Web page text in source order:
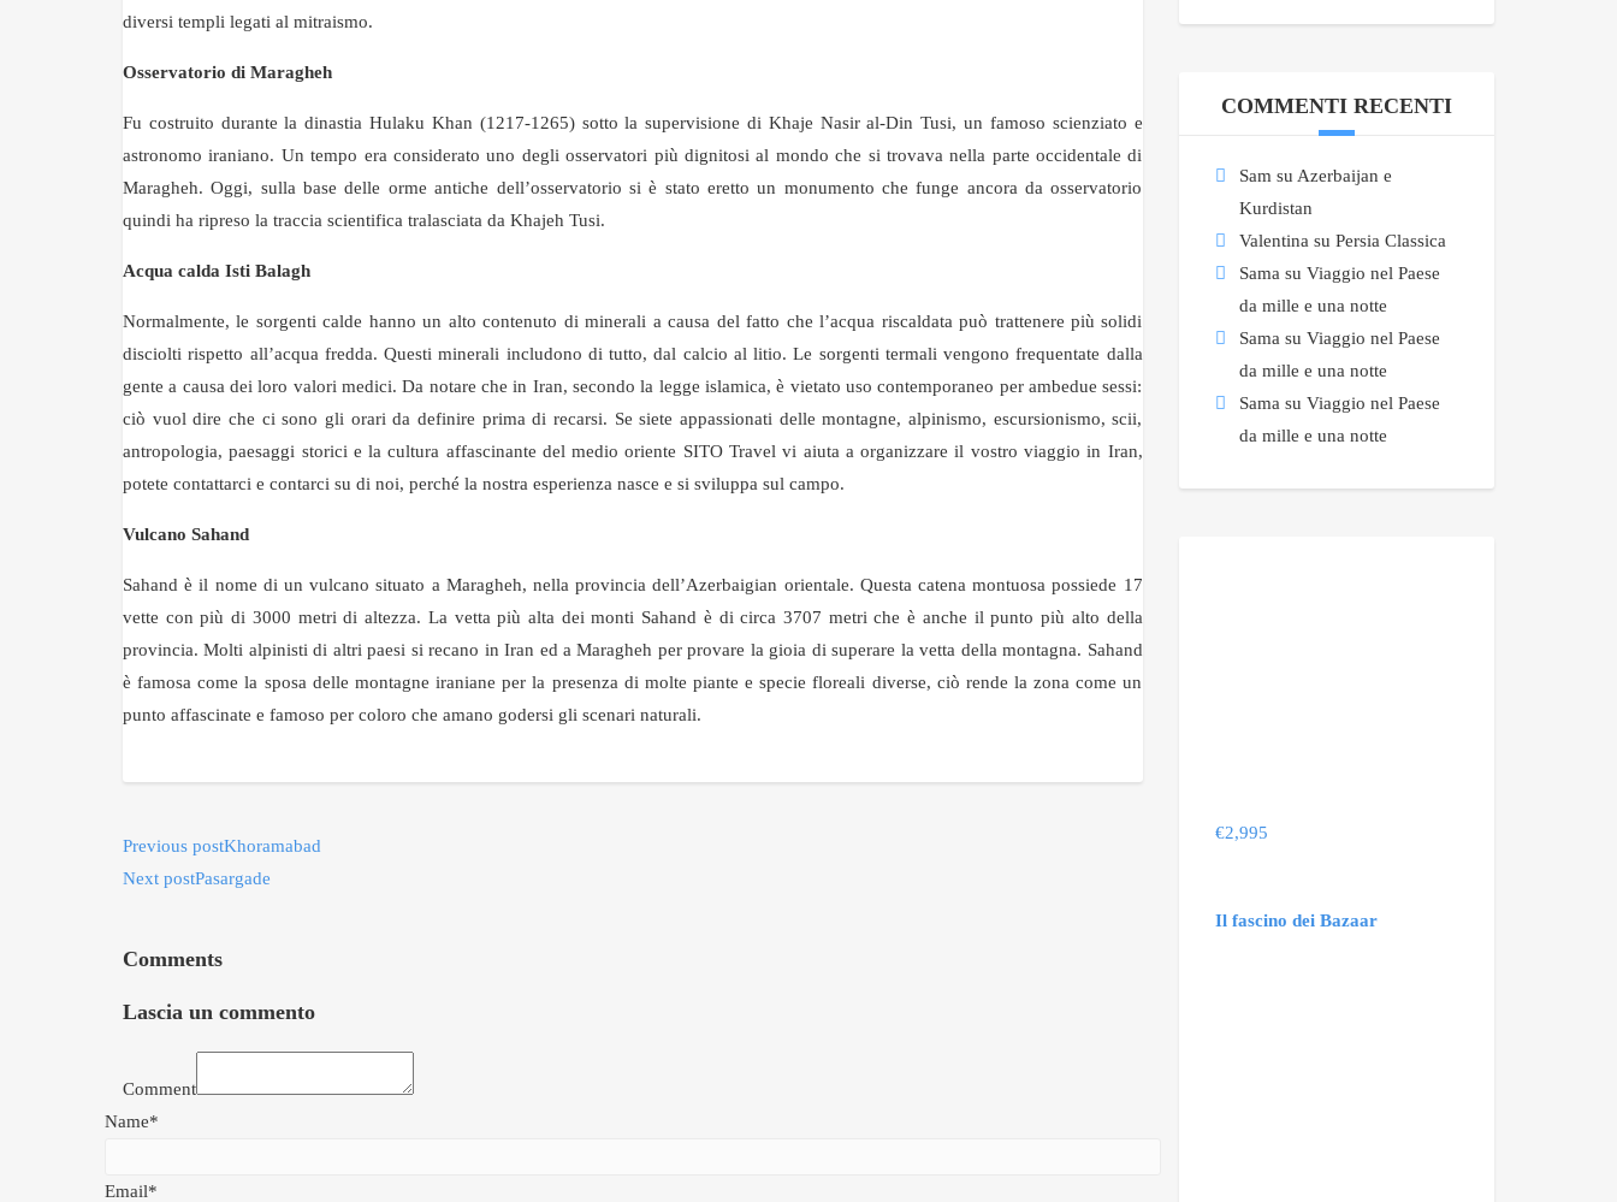
diversi templi legati al mitraismo.
Osservatorio di Maragheh
Fu costruito durante la dinastia Hulaku Khan (1217-1265) sotto la supervisione di Khaje Nasir al-Din Tusi, un famoso scienziato e
astronomo iraniano. Un tempo era considerato uno degli osservatori più dignitosi al mondo che si trovava nella parte occidentale di
Maragheh. Oggi, sulla base delle orme antiche dell’osservatorio si è stato eretto un monumento che funge ancora da osservatorio
quindi ha ripreso la traccia scientifica tralasciata da Khajeh Tusi.
Acqua calda Isti Balagh
Normalmente, le sorgenti calde hanno un alto contenuto di minerali a causa del fatto che l’acqua riscaldata può trattenere più solidi
disciolti rispetto all’acqua fredda. Questi minerali includono di tutto, dal calcio al litio. Le sorgenti termali vengono frequentate dalla
gente a causa dei loro valori medici. Da notare che in Iran, secondo la legge islamica, è vietato uso contemporaneo per ambedue sessi:
ciò vuol dire che ci sono gli orari da definire prima di recarsi. Se siete appassionati delle montagne, alpinismo, escursionismo, scii,
antropologia, paesaggi storici e la cultura affascinante del medio oriente SITO Travel vi aiuta a organizzare il vostro viaggio in Iran,
potete contattarci e contarci su di noi, perché la nostra esperienza nasce e si sviluppa sul campo.
Vulcano Sahand
Sahand è il nome di un vulcano situato a Maragheh, nella provincia dell’Azerbaigian orientale. Questa catena montuosa possiede 17
vette con più di 3000 metri di altezza. La vetta più alta dei monti Sahand è di circa 3707 metri che è anche il punto più alto della
provincia. Molti alpinisti di altri paesi si recano in Iran ed a Maragheh per provare la gioia di superare la vetta della montagna. Sahand
è famosa come la sposa delle montagne iraniane per la presenza di molte piante e specie floreali diverse, ciò rende la zona come un
punto affascinate e famoso per coloro che amano godersi gli scenari naturali.
Previous postKhoramabad
Next postPasargade
Comments
Lascia un commento
Comment
Name*
Email*
COMMENTI RECENTI
Sam su Azerbaijan e
Kurdistan
Valentina su Persia Classica
Sama su Viaggio nel Paese
da mille e una notte
Sama su Viaggio nel Paese
da mille e una notte
Sama su Viaggio nel Paese
da mille e una notte
€2,995
Il fascino dei Bazaar